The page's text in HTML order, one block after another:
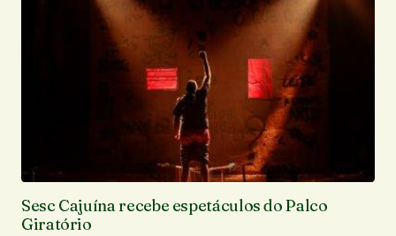
Sesc Cajuína recebe espetáculos do Palco
Giratório